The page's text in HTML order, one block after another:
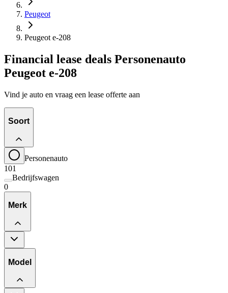
Peugeot
Peugeot e-208
Financial lease deals Personenauto
Peugeot e-208
Vind je auto en vraag een lease offerte aan
Soort
Personenauto
101
Bedrijfswagen
0
Merk
Model